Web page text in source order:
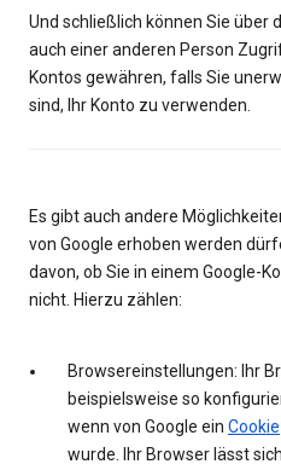
Und schließlich können Sie über
auch einer anderen Person
Kontos gewähren, falls Sie
sind, Ihr Konto zu verwenden.
Es gibt auch andere
von Google erhoben werden
davon, ob Sie in einem Google-
nicht. Hierzu zählen:
Browsereinstellungen: Ihr
beispielsweise so
wenn von Google ein Cookie
wurde. Ihr Browser lässt